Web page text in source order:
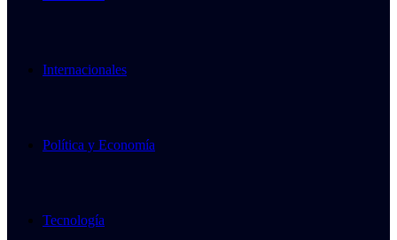
Internacionales
Política y Economía
Tecnología